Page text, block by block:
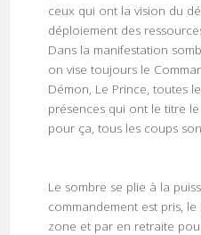
ceux qui ont la vision du
déploiement des
Dans la manifestation
on vise toujours le
Démon, Le Prince, toutes
présences qui ont le titre
pour ça, tous les coups
Le sombre se plie à la
commandement est pris,
zone et par en retraite